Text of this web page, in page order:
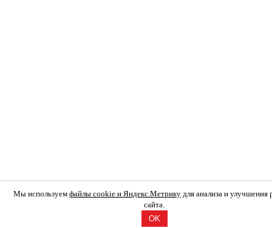
Мы используем файлы cookie и Яндекс.Метрику для анализа и улучшения
сайта.
OK